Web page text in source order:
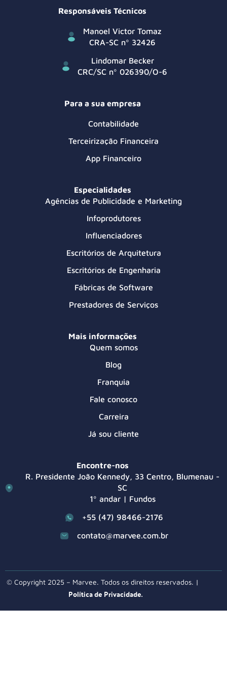
Responsáveis Técnicos
Manoel Victor Tomaz
CRA-SC nº 32426
Lindomar Becker
CRC/SC nº 026390/O-6
Para a sua empresa
Contabilidade
Terceirização Financeira
App Financeiro
Especialidades
Agências de Publicidade e Marketing
Infoprodutores
Influenciadores
Escritórios de Arquitetura
Escritórios de Engenharia
Fábricas de Software
Prestadores de Serviços
Mais informações
Quem somos
Blog
Franquia
Fale conosco
Carreira
Já sou cliente
Encontre-nos
R. Presidente João Kennedy, 33 Centro, Blumenau -
SC
1º andar | Fundos
+55 (47) 98466-2176
contato@marvee.com.br
© Copyright 2025 – Marvee. Todos os direitos reservados. |
Política de Privacidade.